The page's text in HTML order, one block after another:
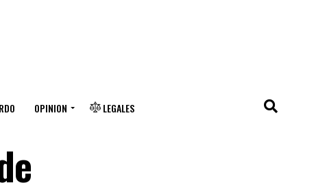
OPINION LEGALES